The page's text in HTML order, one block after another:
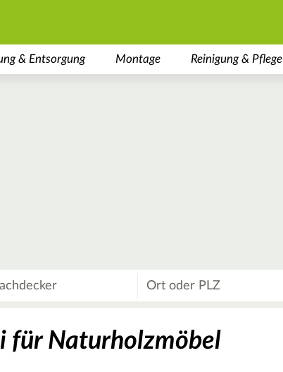
& Entsorgung Montage Reinigung & Pflege
für Naturholzmöbel